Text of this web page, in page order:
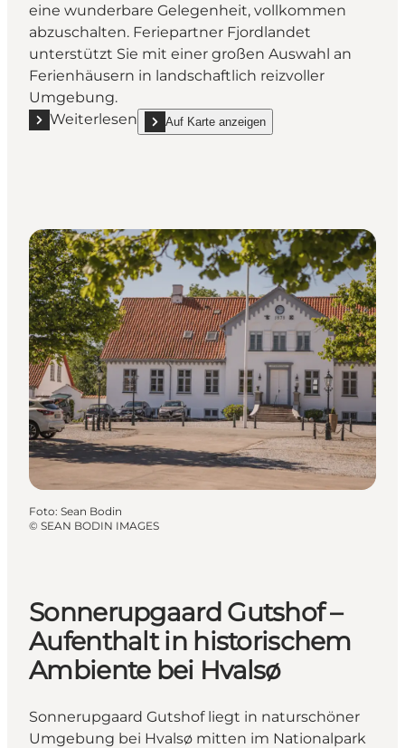
eine wunderbare Gelegenheit, vollkommen
abzuschalten. Feriepartner Fjordlandet
unterstützt Sie mit einer großen Auswahl an
Ferienhäusern in landschaftlich reizvoller
Umgebung.
Weiterlesen
Mehr erfahren "Finde dein Ferienhaus mit
Auf Karte anzeigen
show Finde dein Ferienhaus mit Feriepartner
Foto: Sean Bodin
© SEAN BODIN IMAGES
Sonnerupgaard Gutshof –
Aufenthalt in historischem
Ambiente bei Hvalsø
Sonnerupgaard Gutshof liegt in naturschöner
Umgebung bei Hvalsø mitten im Nationalpark